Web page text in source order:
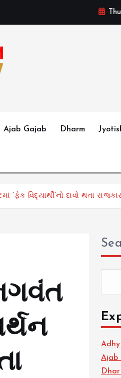
Ajab Gajab Dharm
વિદ્યાર્થી’નો દાવો થતા
Ajab